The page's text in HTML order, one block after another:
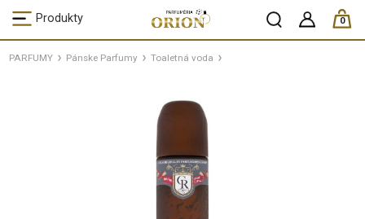
Produkty 0
ks /
PARFUMY Pánske Parfumy Toaletná voda